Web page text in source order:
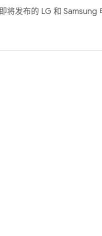
发布的 LG 和 Samsung